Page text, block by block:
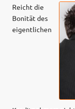
Reicht die
Bonität des
eigentlichen